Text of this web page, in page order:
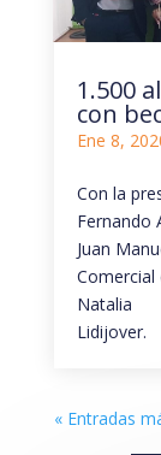
1.500
con
Ene 8,
Con la
Fernando
Juan
Comercial
Natalia
Lidijover.
« Entradas